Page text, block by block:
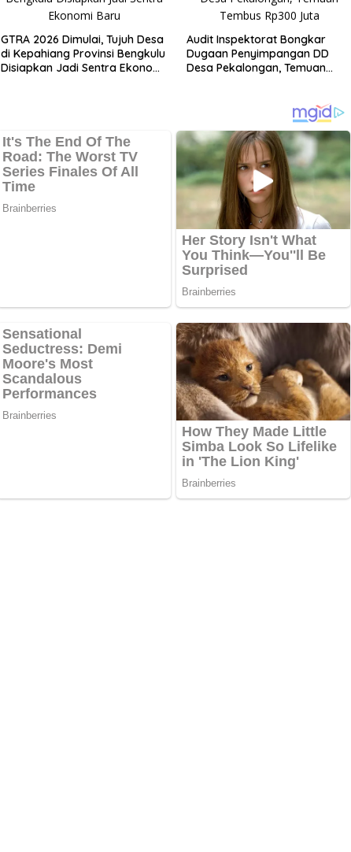
GTRA 2026 Dimulai, Tujuh Desa
di Kepahiang Provinsi Bengkulu
Disiapkan Jadi Sentra Ekonomi
Audit Inspektorat Bongkar
Dugaan Penyimpangan DD
Desa Pekalongan, Temuan